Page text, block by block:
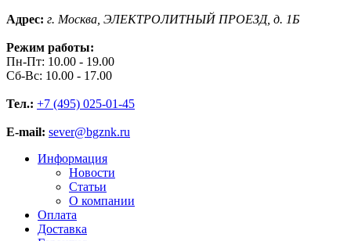
Адрес: г. Москва, ЭЛЕКТРОЛИТНЫЙ ПРОЕЗД, д. 1Б
Режим работы:
Пн-Пт: 10.00 - 19.00
Сб-Вс: 10.00 - 17.00
Тел.: +7 (495) 025-01-45
E-mail: sever@bgznk.ru
Информация
Новости
Статьи
О компании
Оплата
Доставка